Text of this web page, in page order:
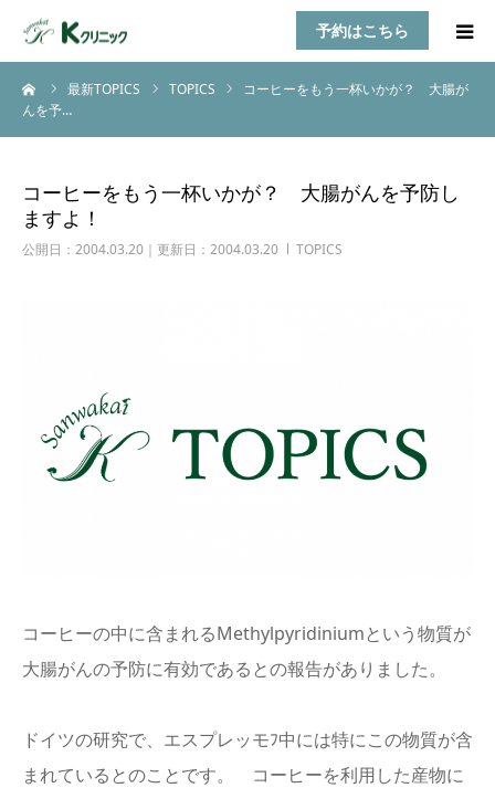
予約はこちら
最新TOPICS TOPICS
コーヒーをもう一杯いかが？ 大腸が
んを予…
コーヒーをもう一杯いかが？ 大腸がんを予防し
ますよ！
公開日：2004.03.20｜更新日：2004.03.20 TOPICS
コーヒーの中に含まれるMethylpyridiniumという物質が
大腸がんの予防に有効であるとの報告がありました。
ドイツの研究で、エスプレッモﾌ中には特にこの物質が含
まれているとのことです。 コーヒーを利用した産物に
HOME
お知らせ
アクセス
乳房自己検診